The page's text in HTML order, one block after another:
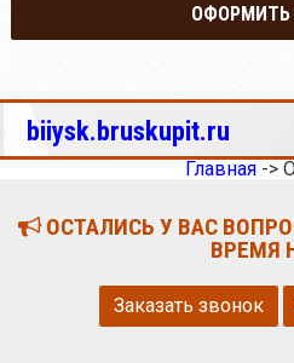
ОФОРМИТЬ
biiysk.bruskupit.ru
Главная->
ОСТАЛИСЬ У ВАС
ВРЕМЯ
Заказать звонок